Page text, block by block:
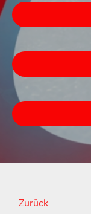
Zurück